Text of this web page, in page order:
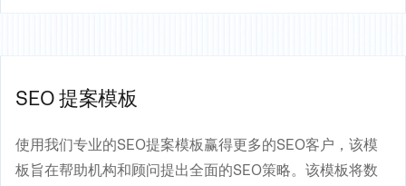
SEO 提案模板
使用我们专业的SEO提案模板赢得更多的SEO客户，该模
板旨在帮助机构和顾问提出全面的SEO策略。该模板将数